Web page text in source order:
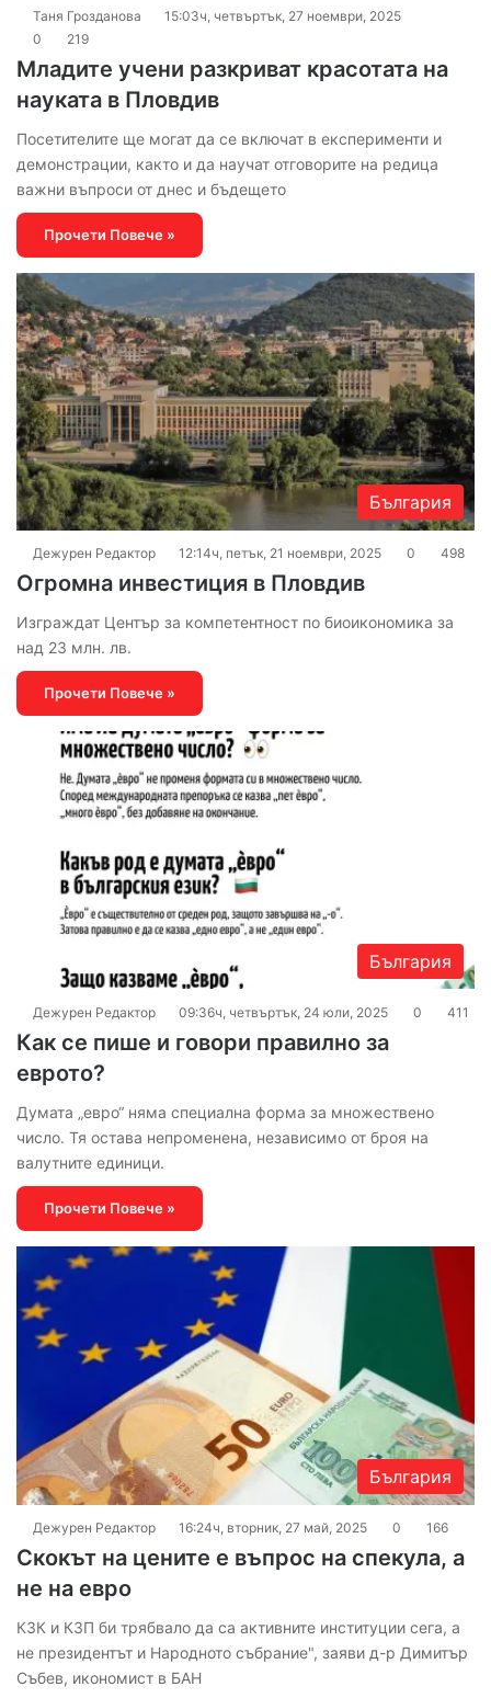
Таня Грозданова
15:03ч, четвъртък, 27 ноември, 2025
0
219
Младите учени разкриват красотата на
науката в Пловдив
Посетителите ще могат да се включат в експерименти и
демонстрации, както и да научат отговорите на редица
важни въпроси от днес и бъдещето
Прочети Повече »
България
Дежурен Редактор 12:14ч, петък, 21 ноември, 2025 0 498
Огромна инвестиция в Пловдив
Изграждат Център за компетентност по биоикономика за
над 23 млн. лв.
Прочети Повече »
България
Дежурен Редактор 09:36ч, четвъртък, 24 юли, 2025 0 411
Как се пише и говори правилно за
еврото?
Думата „евро“ няма специална форма за множествено
число. Тя остава непроменена, независимо от броя на
валутните единици.
Прочети Повече »
България
Дежурен Редактор 16:24ч, вторник, 27 май, 2025 0 166
Скокът на цените е въпрос на спекула, а
не на евро
КЗК и КЗП би трябвало да са активните институции сега, а
не президентът и Народното събрание", заяви д-р Димитър
Събев, икономист в БАН